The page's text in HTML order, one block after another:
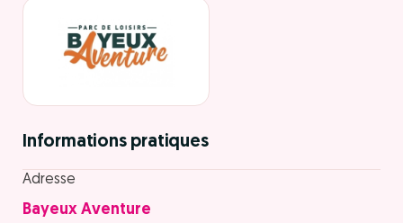
Informations pratiques
Adresse
Bayeux Aventure